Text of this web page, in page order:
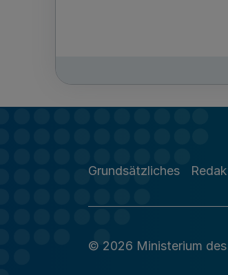
Grundsätzliches
© 2026 Ministerium